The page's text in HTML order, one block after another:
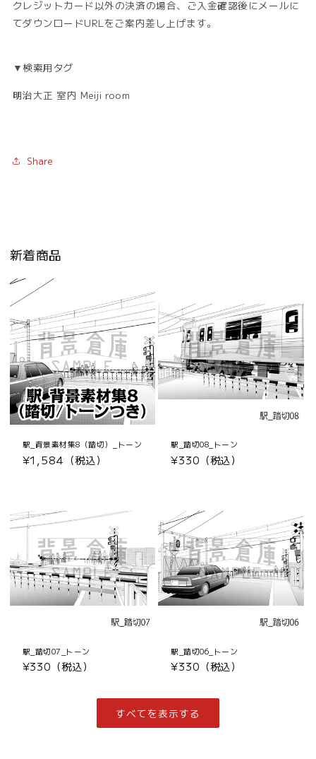
クレジットカード以外の決済の場合、ご入金確認後にメールに
てダウンロードURLをご案内差し上げます。
▼検索用タグ
明治大正 室内 Meiji room
Share
新着商品
駅_背景素材集8（踏切）_トーン
通
¥1,584（税込）
駅_踏切08_トーン
通
¥330（税込）
駅_踏切07_トーン
通
¥330（税込）
駅_踏切06_トーン
通
価
格
¥330（税込）
すべてを表示する